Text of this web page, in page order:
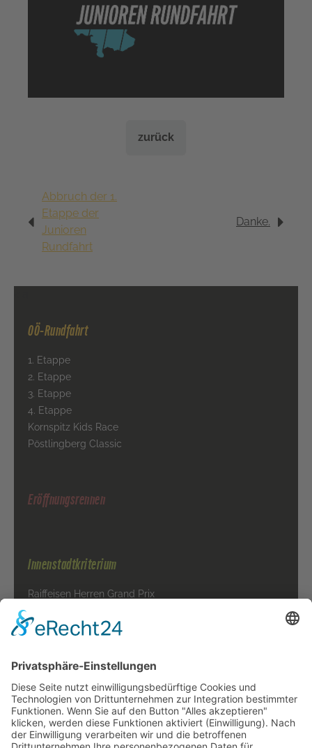
zurück
Abbruch der 1.
Etappe der
Junioren
Rundfahrt
Danke.
OÖ-Rundfahrt
1. Etappe
2. Etappe
3. Etappe
4. Etappe
Kornspitz Kids Race
Pöstlingberg Classic
Eröffnungsrennen
Innenstadtkriterium
Raiffeisen Herren Grand Prix
BOA Kids - Race
Presse
Veranstalter